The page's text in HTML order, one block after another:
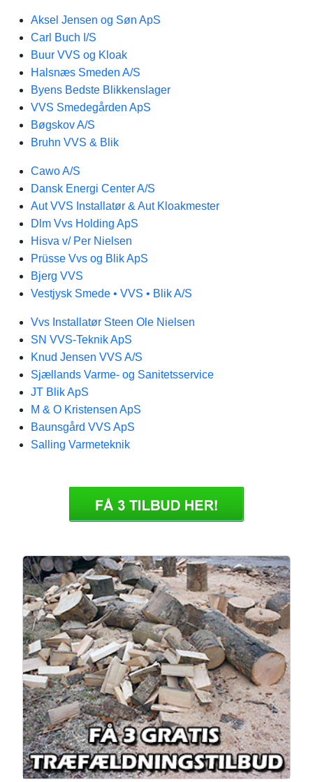
Aksel Jensen og Søn ApS
Carl Buch I/S
Buur VVS og Kloak
Halsnæs Smeden A/S
Byens Bedste Blikkenslager
VVS Smedegården ApS
Bøgskov A/S
Bruhn VVS & Blik
Cawo A/S
Dansk Energi Center A/S
Aut VVS Installatør & Aut Kloakmester
Dlm Vvs Holding ApS
Hisva v/ Per Nielsen
Prüsse Vvs og Blik ApS
Bjerg VVS
Vestjysk Smede • VVS • Blik A/S
Vvs Installatør Steen Ole Nielsen
SN VVS-Teknik ApS
Knud Jensen VVS A/S
Sjællands Varme- og Sanitetsservice
JT Blik ApS
M & O Kristensen ApS
Baunsgård VVS ApS
Salling Varmeteknik